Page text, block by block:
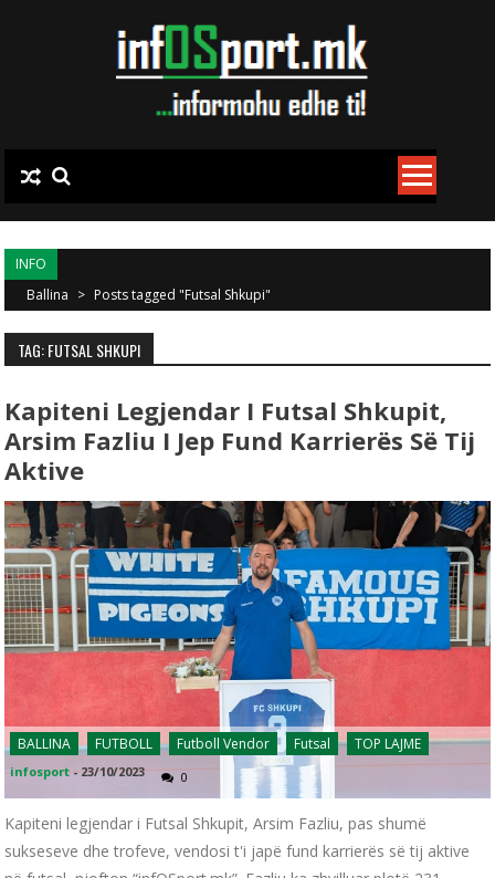
INFO
Ballina > Posts tagged "Futsal Shkupi"
TAG: FUTSAL SHKUPI
Kapiteni Legjendar I Futsal Shkupit,
Arsim Fazliu I Jep Fund Karrierës Së Tij
Aktive
BALLINA FUTBOLL Futboll Vendor Futsal TOP LAJME
infosport - 23/10/2023 0
Kapiteni legjendar i Futsal Shkupit, Arsim Fazliu, pas shumë
sukseseve dhe trofeve, vendosi t'i japë fund karrierës së tij aktive